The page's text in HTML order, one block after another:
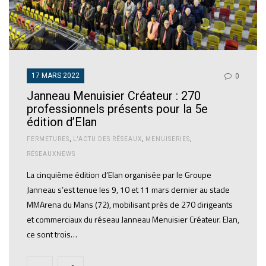
17 MARS 2022 0
Janneau Menuisier Créateur : 270
professionnels présents pour la 5e
édition d’Elan
FERMETURES L'ACTU DES RÉSEAUX MENUISERIES
RÉSEAUXNEWS
La cinquième édition d’Elan organisée par le Groupe
Janneau s’est tenue les 9, 10 et 11 mars dernier au stade
MMArena du Mans (72), mobilisant près de 270 dirigeants
et commerciaux du réseau Janneau Menuisier Créateur. Elan,
ce sont trois…